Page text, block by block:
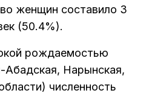
женщин составило 3
(50.4%).
рождаемостью
Абадская, Нарынская,
численность